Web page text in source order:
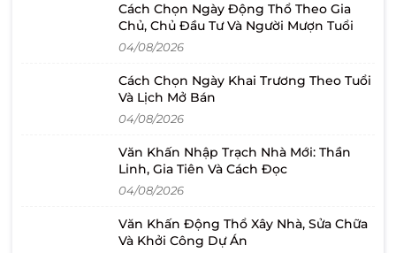
Cách Chọn Ngày Động Thổ Theo Gia
Chủ, Chủ Đầu Tư Và Người Mượn Tuổi
04/08/2026
Cách Chọn Ngày Khai Trương Theo Tuổi
Và Lịch Mở Bán
04/08/2026
Văn Khấn Nhập Trạch Nhà Mới: Thần
Linh, Gia Tiên Và Cách Đọc
04/08/2026
Văn Khấn Động Thổ Xây Nhà, Sửa Chữa
Và Khởi Công Dự Án